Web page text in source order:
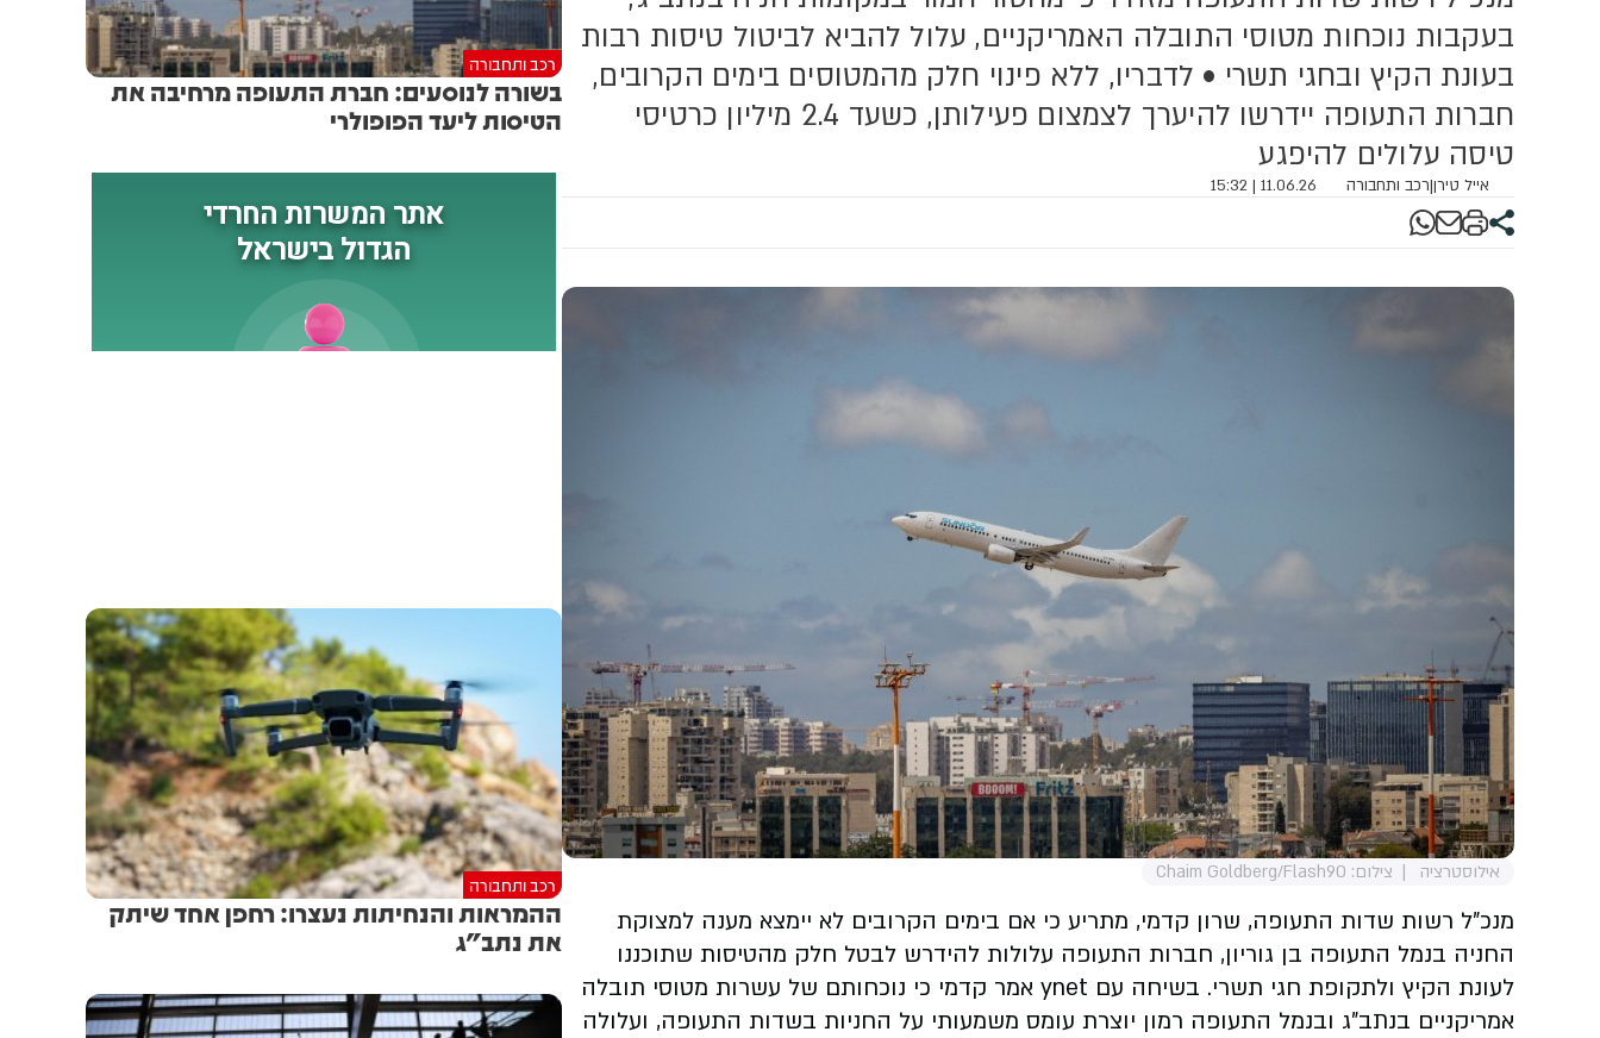
הביטחון (שפירא)
הסתיימו ברומא - לבנון רצתה
להרחיב את אזורי הנסיגה,
התנגדה: נרחיב את אזורי
הפיילוט רק בהתאם לביצוע
שהתקיימו השבוע נקבעו
הוחלט מי הגוף שיבצע את
הפיקוח והאכיפה. כך לפי מקור
בעקבות נוכחות מטוסי התובלה האמריקניים, עלול להביא לביטול טיסות רבות
בעונת הקיץ ובחגי תשרי • לדבריו, ללא פינוי חלק מהמטוסים בימים הקרובים,
חברות התעופה יידרשו להיערך לצמצום פעילותן, כשעד 2.4 מיליון כרטיסי
טיסה עלולים להיפגע
אייל טירן|רכב ותחבורה 11.06.26 | 15:32
אילוסטרציה צילום: Chaim Goldberg/Flash90
מנכ”ל רשות שדות התעופה, שרון קדמי, מתריע כי אם בימים הקרובים לא יימצא מענה למצוקת
החניה בנמל התעופה בן גוריון, חברות התעופה עלולות להידרש לבטל חלק מהטיסות שתוכננו
לעונת הקיץ ולתקופת חגי תשרי. בשיחה עם ynet אמר קדמי כי נוכחותם של עשרות מטוסי תובלה
אמריקניים בנתב”ג ובנמל התעופה רמון יוצרת עומס משמעותי על החניות בשדות התעופה, ועלולה
רכב ותחבורה
בשורה לנוסעים: חברת התעופה מרחיבה את
הטיסות ליעד הפופולרי
רכב ותחבורה
ההמראות והנחיתות נעצרו: רחפן אחד שיתק
את נתב"ג